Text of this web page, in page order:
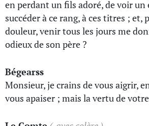
en perdant un fils adoré, de voir un
succéder à ce rang, à ces titres ;
douleur, venir tous les jours me
odieux de son père ?
Bégearss
Monsieur, je crains de vous aigrir,
vous apaiser ; mais la vertu de